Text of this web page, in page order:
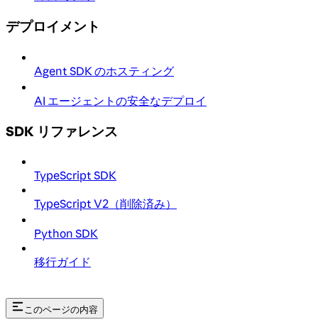
デプロイメント
Agent SDK のホスティング
AI エージェントの安全なデプロイ
SDK リファレンス
TypeScript SDK
TypeScript V2（削除済み）
Python SDK
移行ガイド
このページの内容